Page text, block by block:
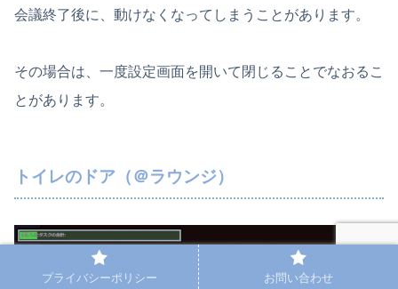
会議終了後に、動けなくなってしまうことがあります。
その場合は、一度設定画面を開いて閉じることでなおるこ
とがあります。
トイレのドア（＠ラウンジ）
プライバシーポリシー お問い合わせ